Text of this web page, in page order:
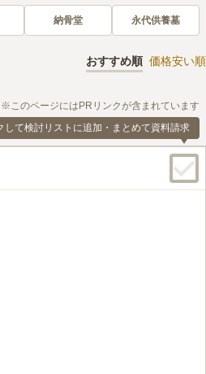
納骨堂 永代供養墓
おすすめ順 価格安い順
※このページにはPRリンクが含まれています
して検討リストに追加・まとめて資料請求